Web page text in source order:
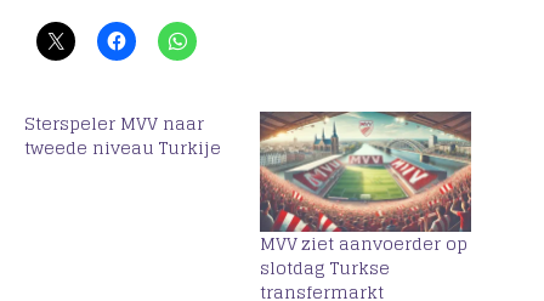
Sterspeler MVV naar
tweede niveau Turkije
MVV ziet aanvoerder op
slotdag Turkse
transfermarkt